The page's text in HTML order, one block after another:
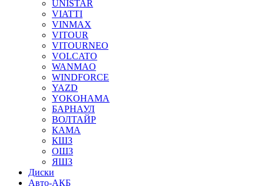
UNISTAR
VIATTI
VINMAX
VITOUR
VITOURNEO
VOLCATO
WANMAO
WINDFORCE
YAZD
YOKOHAMA
БАРНАУЛ
ВОЛТАЙР
КАМА
КШЗ
ОШЗ
ЯШЗ
Диски
Авто-АКБ